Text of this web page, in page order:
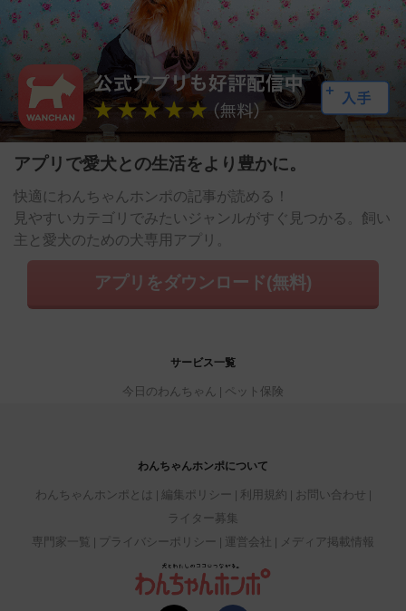
アプリで愛犬との生活をより豊かに。
快適にわんちゃんホンポの記事が読める！
見やすいカテゴリでみたいジャンルがすぐ見つかる。飼い
主と愛犬のための犬専用アプリ。
アプリをダウンロード(無料)
サービス一覧
今日のわんちゃん ペット保険
わんちゃんホンポについて
わんちゃんホンポとは 編集ポリシー 利用規約
お問い合わせ
ライター募集
専門家一覧
プライバシーポリシー 運営会社 メディア掲載情報